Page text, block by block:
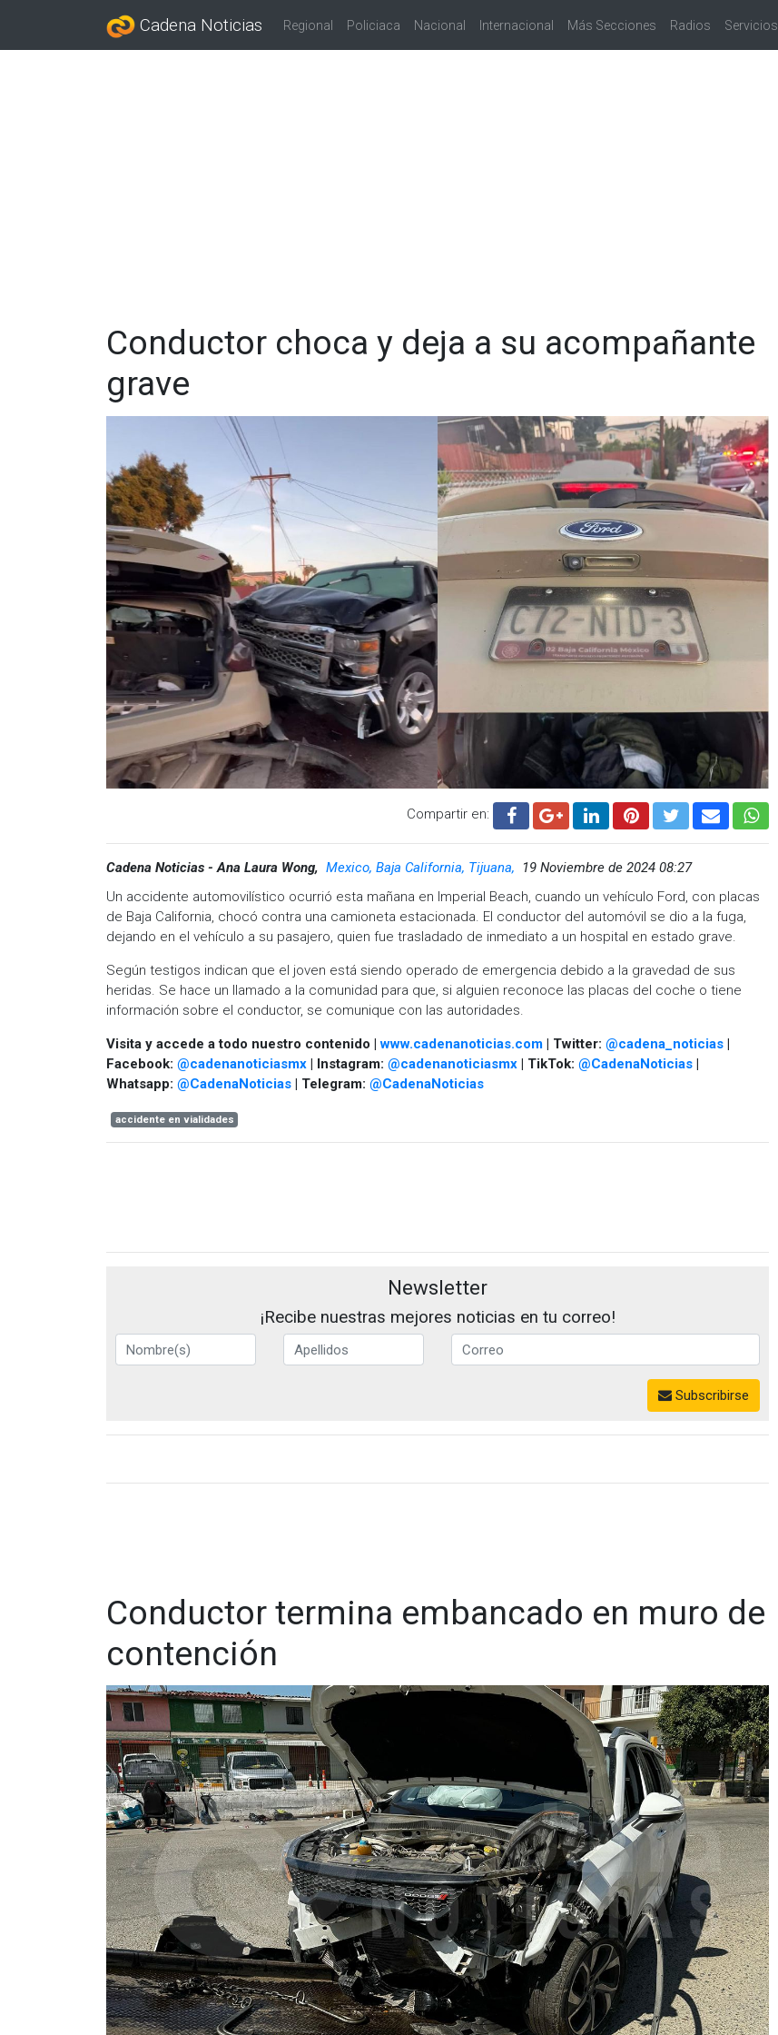
Cadena Noticias Regional Policiaca Nacional Internacional Más Secciones Radios Servicios
Conductor choca y deja a su acompañante
grave
Compartir en:
Cadena Noticias - Ana Laura Wong, Mexico, Baja California, Tijuana,
19 Noviembre de 2024 08:27
Un accidente automovilístico ocurrió esta mañana en Imperial Beach, cuando un vehículo Ford, con placas
de Baja California, chocó contra una camioneta estacionada. El conductor del automóvil se dio a la fuga,
dejando en el vehículo a su pasajero, quien fue trasladado de inmediato a un hospital en estado grave.
Según testigos indican que el joven está siendo operado de emergencia debido a la gravedad de sus
heridas. Se hace un llamado a la comunidad para que, si alguien reconoce las placas del coche o tiene
información sobre el conductor, se comunique con las autoridades.
Visita y accede a todo nuestro contenido |www.cadenanoticias.com | Twitter: @cadena_noticias |
Facebook: @cadenanoticiasmx | Instagram: @cadenanoticiasmx | TikTok: @CadenaNoticias |
Whatsapp: @CadenaNoticias | Telegram: @CadenaNoticias
accidente en vialidades
Newsletter
¡Recibe nuestras mejores noticias en tu correo!
Subscribirse
Conductor termina embancado en muro de
contención